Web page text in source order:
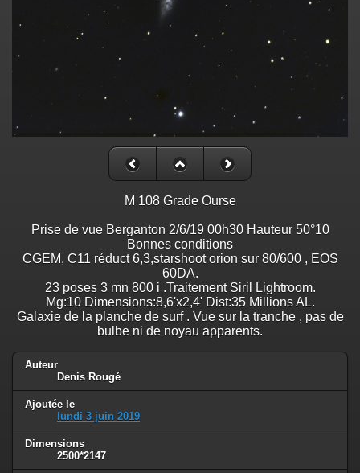
M 108 Grade Ourse
Prise de vue Berganton 2/6/19 00h30 Hauteur 50°10
Bonnes conditions
CGEM, C11 réduct 6,3,starshoot orion sur 80/600 , EOS
60DA.
23 poses 3 mn 800 i .Traitement Siril Lightroom.
Mg:10 Dimensions:8,6'x2,4' Dist:35 Millions AL.
Galaxie de la planche de surf . Vue sur la tranche , pas de
bulbe ni de noyau apparents.
Auteur
Denis Rougé
Ajoutée le
lundi 3 juin 2019
Dimensions
2500*2147